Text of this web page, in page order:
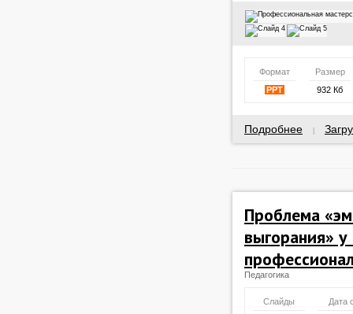
Формат
Размер
PPT
932 Кб
Подробнее
Проблема
выгорания» у
Педагогика
Слайды
Дата